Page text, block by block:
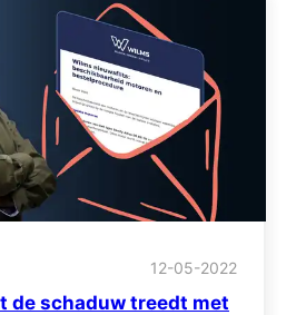
12-05-2022
de schaduw treedt met